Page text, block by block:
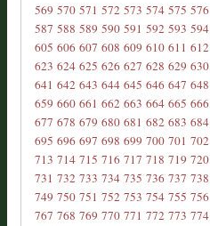
569 570 571 572 573 574 575 576
587 588 589 590 591 592 593 594
605 606 607 608 609 610 611 612
623 624 625 626 627 628 629 630
641 642 643 644 645 646 647 648
659 660 661 662 663 664 665 666
677 678 679 680 681 682 683 684
695 696 697 698 699 700 701 702
713 714 715 716 717 718 719 720
731 732 733 734 735 736 737 738
749 750 751 752 753 754 755 756
767 768 769 770 771 772 773 774